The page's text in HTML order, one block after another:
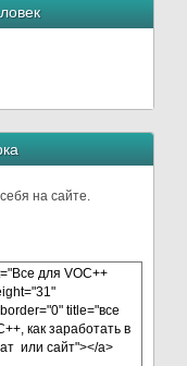
на сайте.